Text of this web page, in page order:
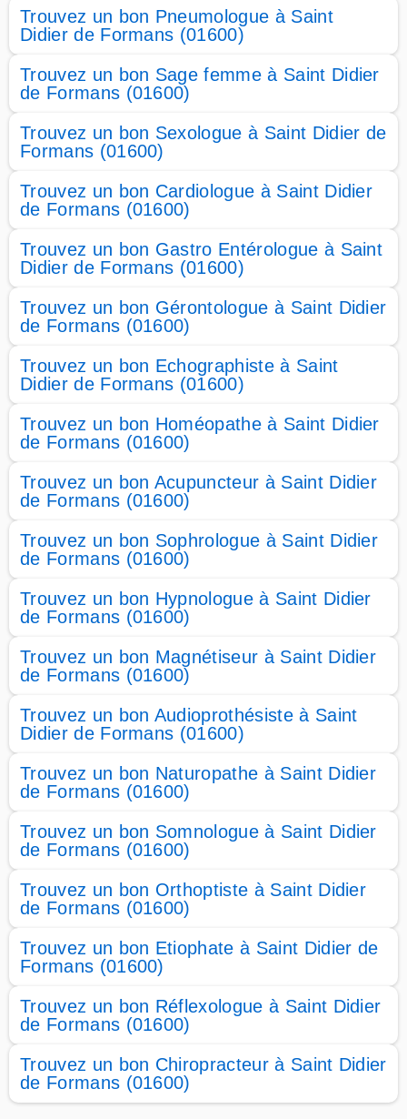
Trouvez un bon Pneumologue à Saint
Didier de Formans (01600)
Trouvez un bon Sage femme à Saint Didier
de Formans (01600)
Trouvez un bon Sexologue à Saint Didier de
Formans (01600)
Trouvez un bon Cardiologue à Saint Didier
de Formans (01600)
Trouvez un bon Gastro Entérologue à Saint
Didier de Formans (01600)
Trouvez un bon Gérontologue à Saint Didier
de Formans (01600)
Trouvez un bon Echographiste à Saint
Didier de Formans (01600)
Trouvez un bon Homéopathe à Saint Didier
de Formans (01600)
Trouvez un bon Acupuncteur à Saint Didier
de Formans (01600)
Trouvez un bon Sophrologue à Saint Didier
de Formans (01600)
Trouvez un bon Hypnologue à Saint Didier
de Formans (01600)
Trouvez un bon Magnétiseur à Saint Didier
de Formans (01600)
Trouvez un bon Audioprothésiste à Saint
Didier de Formans (01600)
Trouvez un bon Naturopathe à Saint Didier
de Formans (01600)
Trouvez un bon Somnologue à Saint Didier
de Formans (01600)
Trouvez un bon Orthoptiste à Saint Didier
de Formans (01600)
Trouvez un bon Etiophate à Saint Didier de
Formans (01600)
Trouvez un bon Réflexologue à Saint Didier
de Formans (01600)
Trouvez un bon Chiropracteur à Saint Didier
de Formans (01600)